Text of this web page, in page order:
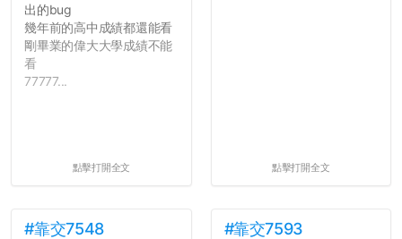
出的bug
幾年前的高中成績都還能看
剛畢業的偉大大學成績不能
看
77777...
點擊打開全文 點擊打開全文
#靠交7548 #靠交7593